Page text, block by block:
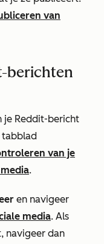
van
berichten
je Reddit-bericht
van je
.
en navigeer
media. Als
navigeer dan